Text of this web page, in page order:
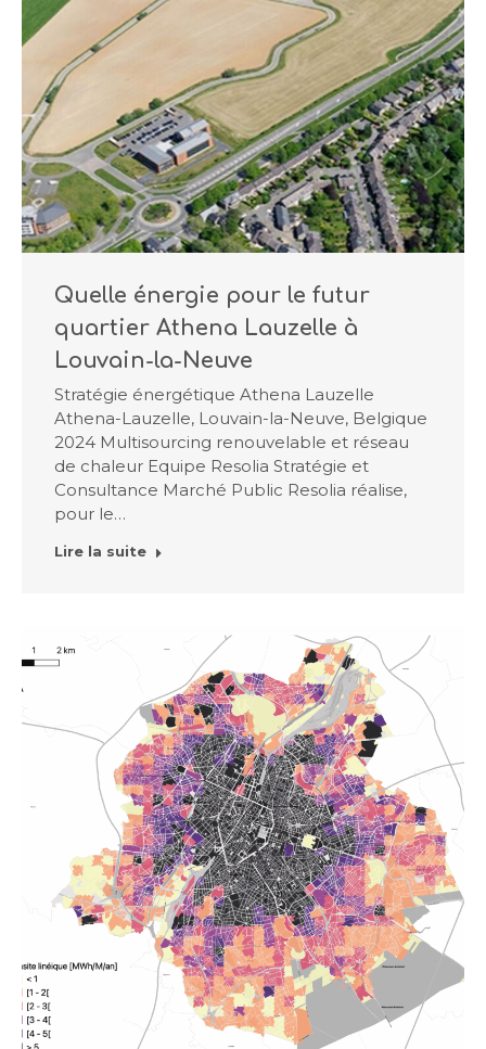
Quelle énergie pour le futur
quartier Athena Lauzelle à
Louvain-la-Neuve
Stratégie énergétique Athena Lauzelle
Athena-Lauzelle, Louvain-la-Neuve, Belgique
2024 Multisourcing renouvelable et réseau
de chaleur Equipe Resolia Stratégie et
Consultance Marché Public Resolia réalise,
pour le…
Lire la suite